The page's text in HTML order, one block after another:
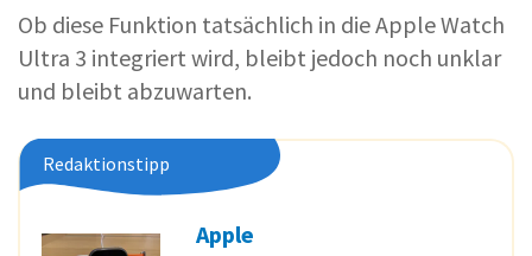
Ob diese Funktion tatsächlich in die Apple Watch
Ultra 3 integriert wird, bleibt jedoch noch unklar
und bleibt abzuwarten.
Redaktionstipp
Apple